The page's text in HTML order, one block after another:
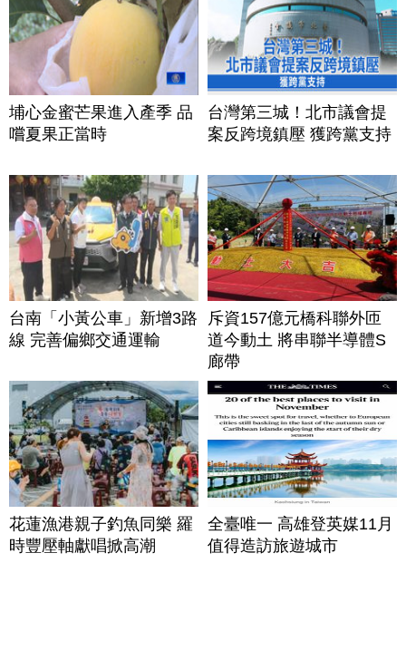
埔心金蜜芒果進入產季 品
嚐夏果正當時
台灣第三城！北市議會提
案反跨境鎮壓 獲跨黨支持
台南「小黃公車」新增3路
線 完善偏鄉交通運輸
斥資157億元橋科聯外匝
道今動土 將串聯半導體S
廊帶
花蓮漁港親子釣魚同樂 羅
時豐壓軸獻唱掀高潮
全臺唯一 高雄登英媒11月
值得造訪旅遊城市